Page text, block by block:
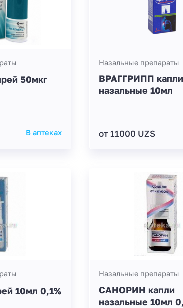
50мкг
В аптеках
Назальные препараты
ВРАГГРИПП капли
назальные 10мл
от 11000 UZS
10мл 0,1%
Назальные препараты
САНОРИН капли
назальные 10мл